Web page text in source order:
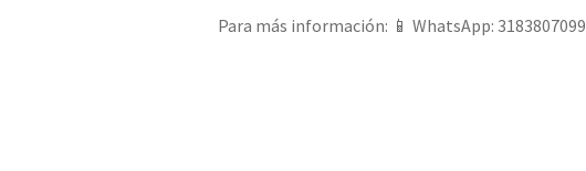
Para más información: 📱 WhatsApp: 3183807099